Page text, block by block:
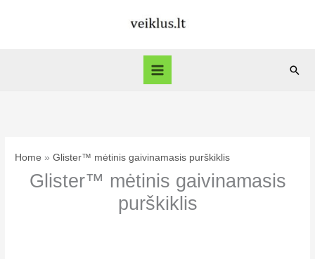
Home Glister™ mėtinis gaivinamasis purškiklis
Glister™ mėtinis gaivinamasis
purškiklis